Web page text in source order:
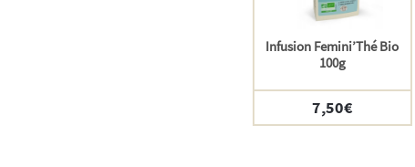
Infusion Femini’Thé Bio
100g
7,50€